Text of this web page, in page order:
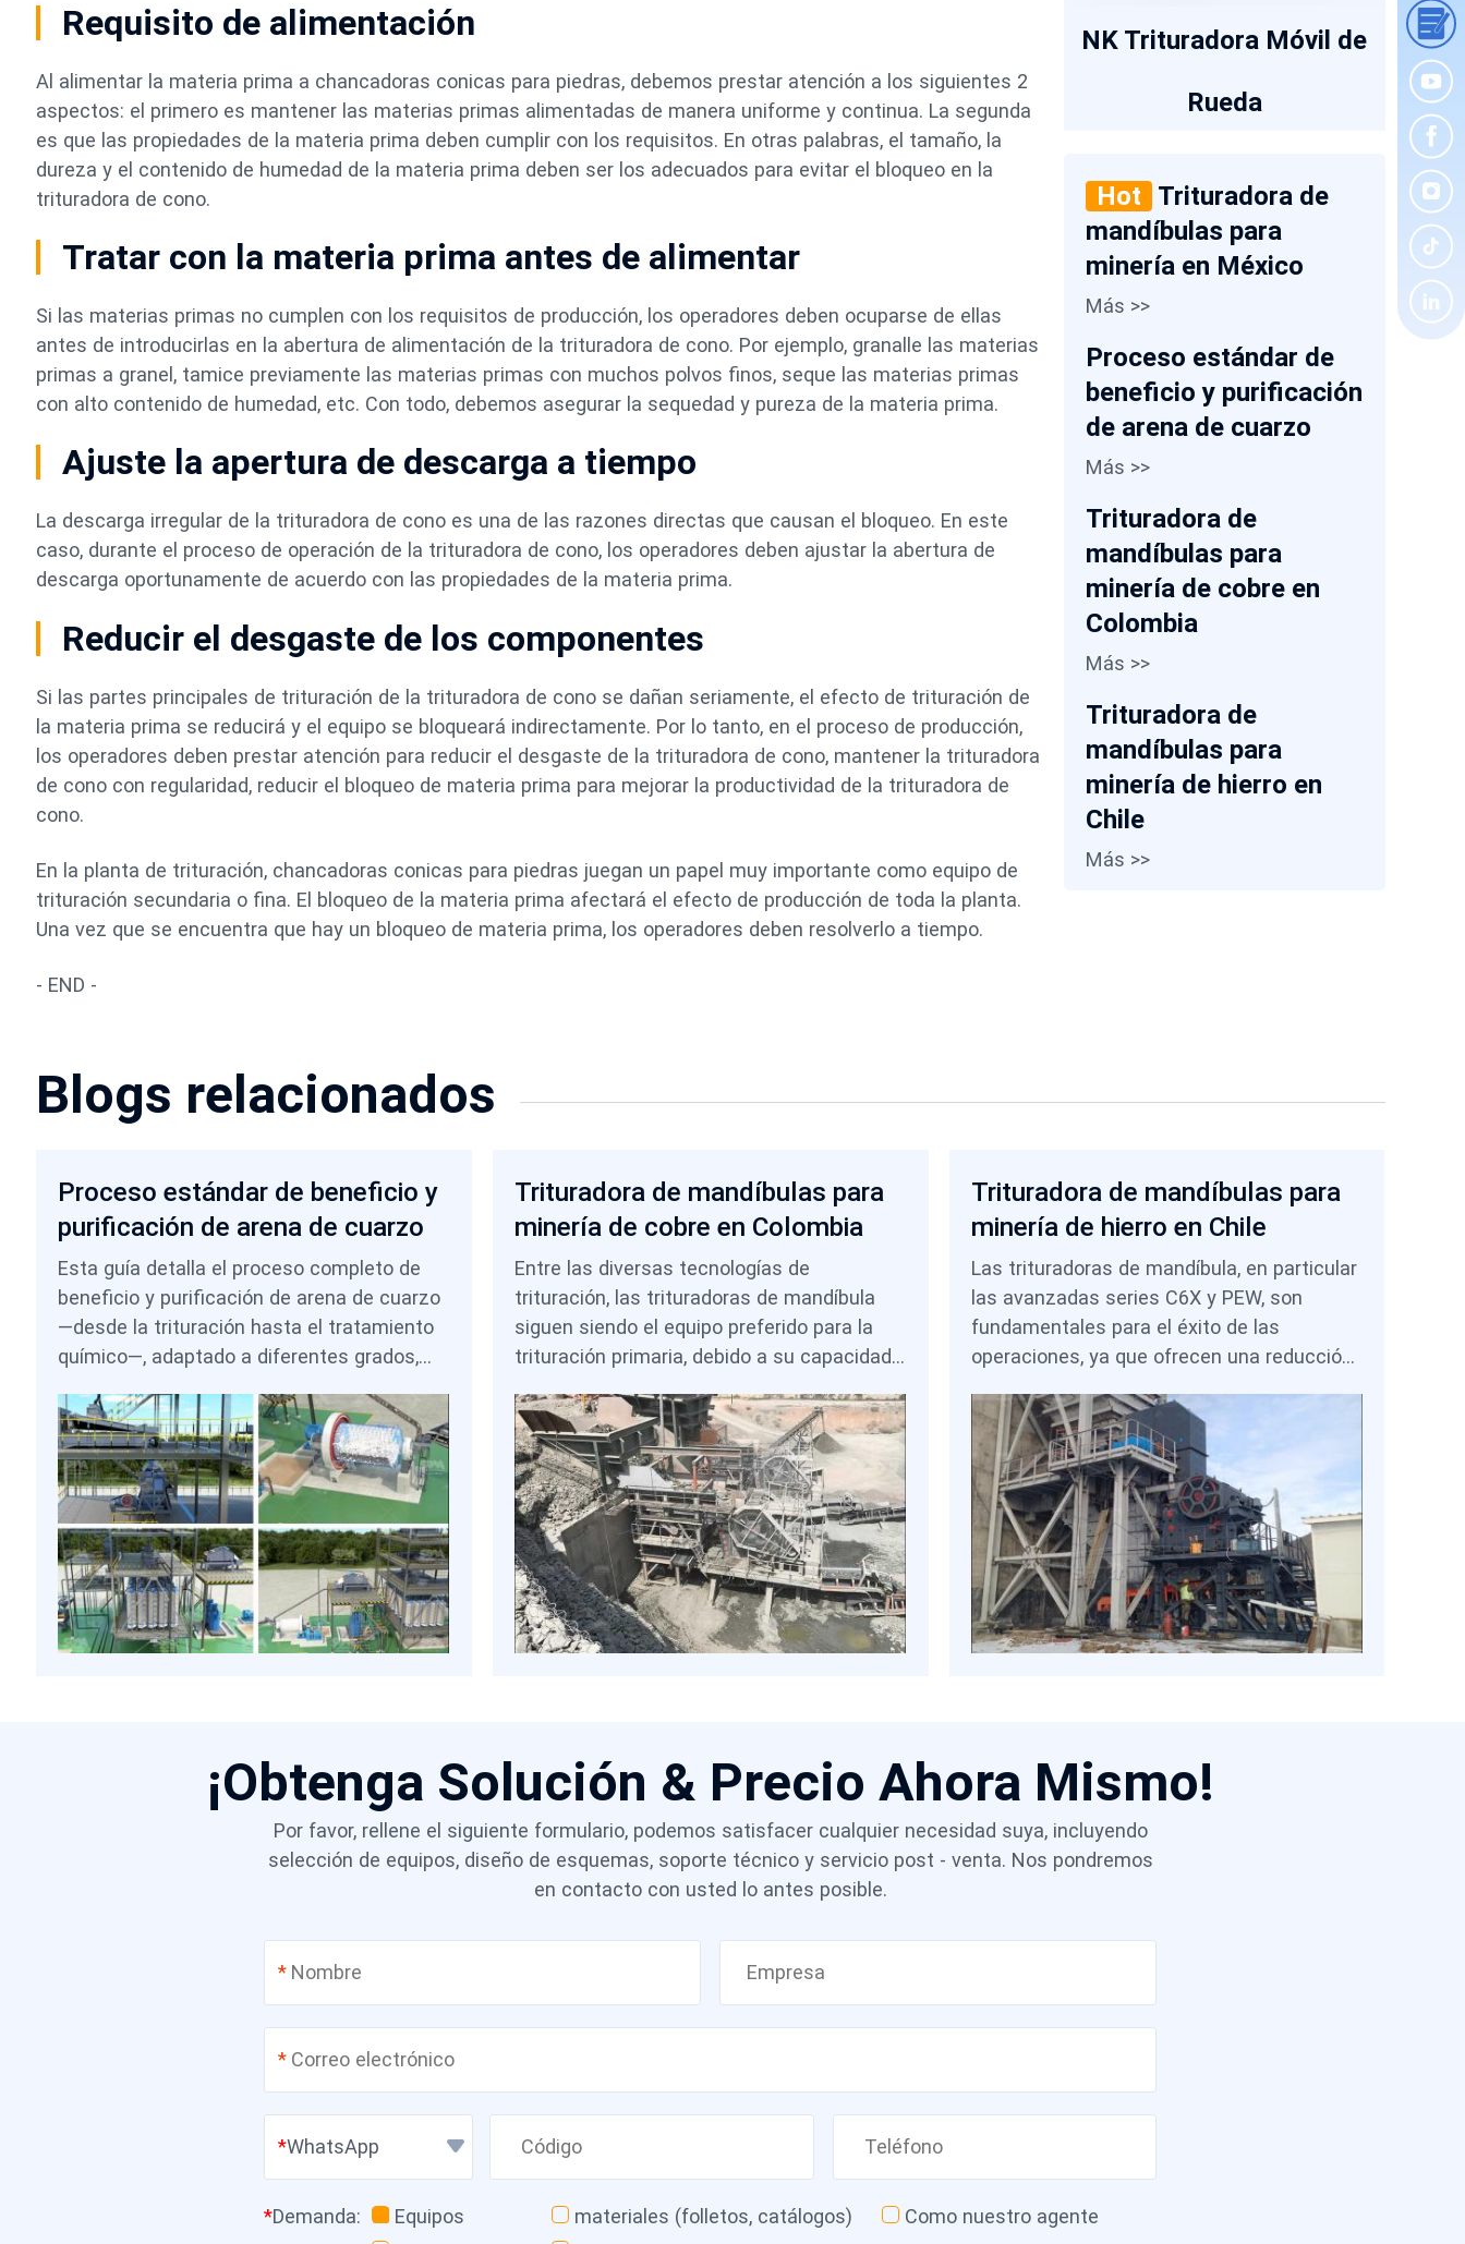
Requisito de alimentación
Al alimentar la materia prima a chancadoras conicas para piedras, debemos prestar atención a los siguientes 2
aspectos: el primero es mantener las materias primas alimentadas de manera uniforme y continua. La segunda
es que las propiedades de la materia prima deben cumplir con los requisitos. En otras palabras, el tamaño, la
dureza y el contenido de humedad de la materia prima deben ser los adecuados para evitar el bloqueo en la
trituradora de cono.
Tratar con la materia prima antes de alimentar
Si las materias primas no cumplen con los requisitos de producción, los operadores deben ocuparse de ellas
antes de introducirlas en la abertura de alimentación de la trituradora de cono. Por ejemplo, granalle las materias
primas a granel, tamice previamente las materias primas con muchos polvos finos, seque las materias primas
con alto contenido de humedad, etc. Con todo, debemos asegurar la sequedad y pureza de la materia prima.
Ajuste la apertura de descarga a tiempo
La descarga irregular de la trituradora de cono es una de las razones directas que causan el bloqueo. En este
caso, durante el proceso de operación de la trituradora de cono, los operadores deben ajustar la abertura de
descarga oportunamente de acuerdo con las propiedades de la materia prima.
Reducir el desgaste de los componentes
Si las partes principales de trituración de la trituradora de cono se dañan seriamente, el efecto de trituración de
la materia prima se reducirá y el equipo se bloqueará indirectamente. Por lo tanto, en el proceso de producción,
los operadores deben prestar atención para reducir el desgaste de la trituradora de cono, mantener la trituradora
de cono con regularidad, reducir el bloqueo de materia prima para mejorar la productividad de la trituradora de
cono.
En la planta de trituración, chancadoras conicas para piedras juegan un papel muy importante como equipo de
trituración secundaria o fina. El bloqueo de la materia prima afectará el efecto de producción de toda la planta.
Una vez que se encuentra que hay un bloqueo de materia prima, los operadores deben resolverlo a tiempo.
- END -
NK Trituradora Móvil de
Rueda
Hot
Trituradora de
mandíbulas para
minería en México
Más >>
Proceso estándar de
beneficio y purificación
de arena de cuarzo
Más >>
Trituradora de
mandíbulas para
minería de cobre en
Colombia
Más >>
Trituradora de
mandíbulas para
minería de hierro en
Chile
Más >>
Blogs relacionados
Proceso estándar de beneficio y
purificación de arena de cuarzo
Esta guía detalla el proceso completo de
beneficio y purificación de arena de cuarzo
—desde la trituración hasta el tratamiento
químico—, adaptado a diferentes grados,
aplicaciones electrónicas.
Trituradora de mandíbulas para
minería de cobre en Colombia
Entre las diversas tecnologías de
trituración, las trituradoras de mandíbula
siguen siendo el equipo preferido para la
trituración primaria, debido a su capacidad
alimentación, resistir elevadas cargas de
impacto y operar de manera confiable en
entornos mineros exigentes. Los diferentes
diseños de trituradoras de mandíbula —
tales como los modelos PE y los modelos
C6X de servicio pesado— ofrecen
flexibilidad para adaptarse a diversos tipos
de mineral y capacidades de planta. En
combinación con trituradoras secundarias y
Colombia.
Trituradora de mandíbulas para
minería de hierro en Chile
Las trituradoras de mandíbula, en particular
las avanzadas series C6X y PEW, son
fundamentales para el éxito de las
operaciones, ya que ofrecen una reducción
costosos equipos posteriores y permiten
diseños de mina flexibles mediante
configuraciones estacionarias o móviles. Al
seleccionar la tecnología adecuada de
trituradora de mandíbula, los productores
chilenos pueden mantener un alto
rendimiento, controlar el polvo y los costos,
y cumplir con las regulaciones, a la vez que
se mantienen competitivos en el mercado
¡Obtenga Solución & Precio Ahora Mismo!
Por favor, rellene el siguiente formulario, podemos satisfacer cualquier necesidad suya, incluyendo
selección de equipos, diseño de esquemas, soporte técnico y servicio post - venta. Nos pondremos
en contacto con usted lo antes posible.
*
*
WhatsApp
*Demanda: Equipos materiales (folletos, catálogos)
Como nuestro agente